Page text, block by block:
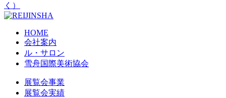
く）
HOME
会社案内
ル・サロン
雪舟国際美術協会
展覧会事業
展覧会実績